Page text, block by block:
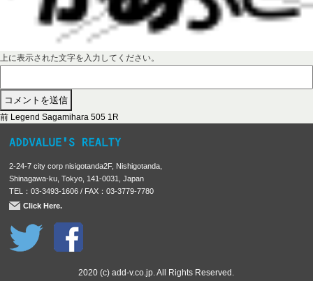
上に表示された文字を入力してください。
投
稿
ビ
ゲ
ー
シ
ョ
前 前
投
:
Legend Sagamihara 505 1R
2-24-7 city corp nisigotanda2F, Nishigotanda,
Shinagawa-ku, Tokyo, 141-0031, Japan
TEL：03-3493-1606 / FAX：03-3779-7780
Click Here.
2020 (c) add-v.co.jp. All Rights Reserved.